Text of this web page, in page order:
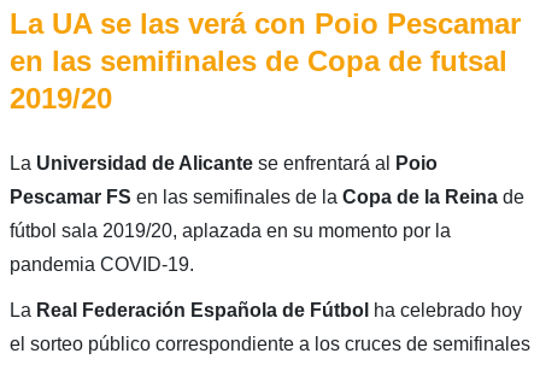
La UA se las verá con Poio Pescamar
en las semifinales de Copa de futsal
2019/20
La Universidad de Alicantese enfrentará al
Poio
Pescamar FS en las semifinales de la Copa de la Reinade
fútbol sala 2019/20, aplazada en su momento por la
pandemia COVID-19.
La Real Federación Española de Fútbol ha celebrado hoy
el sorteo público correspondiente a los cruces de semifinales